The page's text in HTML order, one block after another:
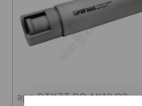
арт.DTKZT PG АК12 G3